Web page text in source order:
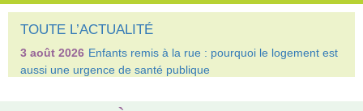
TOUTE L’ACTUALITÉ
3 août 2026 Enfants remis à la rue : pourquoi le logement est
aussi une urgence de santé publique